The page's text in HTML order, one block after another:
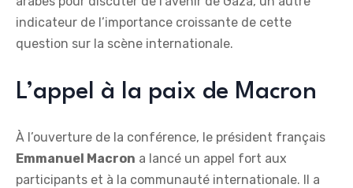
indicateur de l’importance croissante de cette
question sur la scène internationale.
L’appel à la paix de Macron
À l’ouverture de la conférence, le président français
Emmanuel Macron a lancé un appel fort aux
participants et à la communauté internationale. Il a